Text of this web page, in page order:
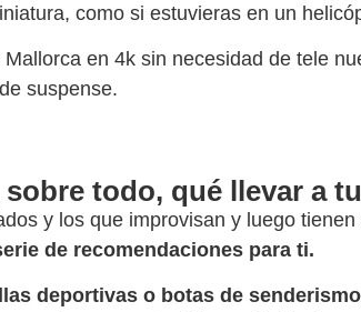
como si estuvieras en un
en 4k sin necesidad de tele
suspense.
todo, qué llevar a
y los que improvisan y luego
de recomendaciones para ti.
deportivas o botas de senderismo